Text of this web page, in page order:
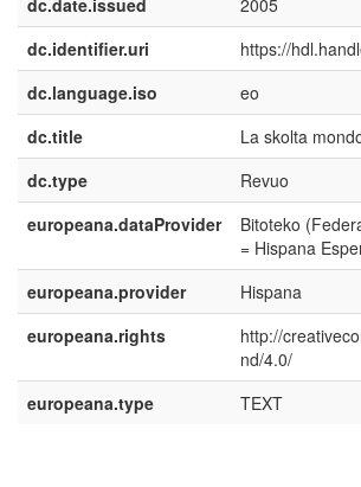
dc.identifier.uri
https://
dc.language.iso
eo
dc.title
La skolta
dc.type
Revuo
europeana.dataProvider
Bitoteko
= Hispana
europeana.provider
Hispana
europeana.rights
http://
nd/4.0/
europeana.type
TEXT